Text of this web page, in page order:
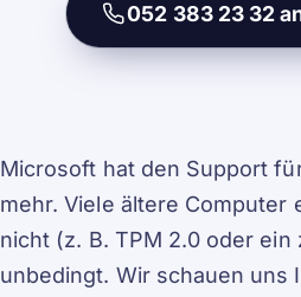
052 383 23 32
Microsoft hat den Support
mehr. Viele ältere Computer
nicht (z. B. TPM 2.0 oder
unbedingt. Wir schauen uns